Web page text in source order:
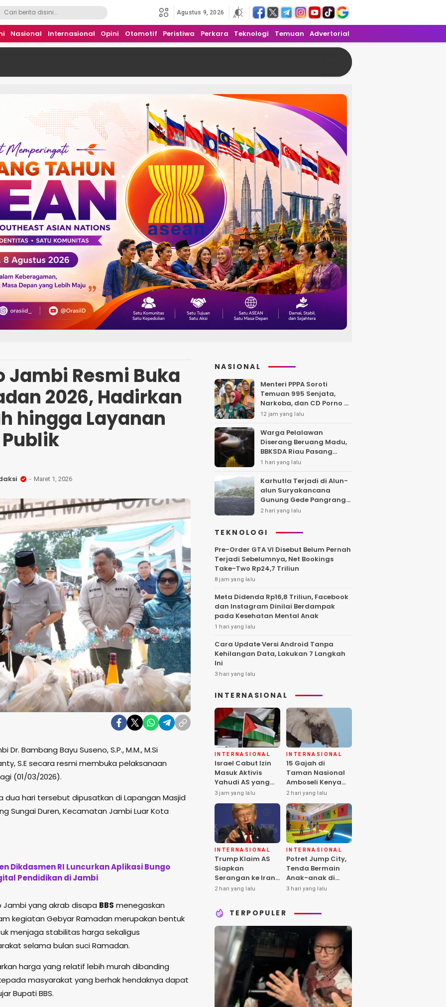
Agustus 9, 2026
Nasional Internasional Opini Otomotif Peristiwa Perkara Teknologi Temuan Advertorial
Jambi Resmi Buka
2026, Hadirkan
hingga Layanan
Publik
Maret 1, 2026
Bambang Bayu Suseno, S.P., M.M., M.Si
S.E secara resmi membuka pelaksanaan
(01/03/2026).
hari tersebut dipusatkan di Lapangan Masjid
Sungai Duren, Kecamatan Jambi Luar Kota
Dikdasmen RI Luncurkan Aplikasi Bungo
Pendidikan di Jambi
Jambi yang akrab disapa BBS menegaskan
kegiatan Gebyar Ramadan merupakan bentuk
menjaga stabilitas harga sekaligus
selama bulan suci Ramadan.
harga yang relatif lebih murah dibanding
masyarakat yang berhak hendaknya dapat
Bupati BBS.
NASIONAL
Menteri PPPA Soroti
Temuan 995 Senjata,
Narkoba, dan CD Porno di
Sekolah Jaksel
12 jam yang lalu
Warga Pelalawan
Diserang Beruang Madu,
BBKSDA Riau Pasang
Kandang Jebak di Lokasi
1 hari yang lalu
Karhutla Terjadi di Alun-
alun Suryakancana
Gunung Gede Pangrango,
Api Berhasil Dipadamka
2 hari yang lalu
TEKNOLOGI
Pre-Order GTA VI Disebut Belum Pernah
Terjadi Sebelumnya, Net Bookings
Take-Two Rp24,7 Triliun
8 jam yang lalu
Meta Didenda Rp16,8 Triliun, Facebook
dan Instagram Dinilai Berdampak
pada Kesehatan Mental Anak
1 hari yang lalu
Cara Update Versi Android Tanpa
Kehilangan Data, Lakukan 7 Langkah
Ini
3 hari yang lalu
INTERNASIONAL
INTERNASIONAL
Israel Cabut Izin
Masuk Aktivis
Yahudi AS yang
Dukung Warga
Palestina
3 jam yang lalu
INTERNASIONAL
15 Gajah di
Taman Nasional
Amboseli Kenya
Mati, Diduga
Keracunan
Pestisida
2 hari yang lalu
INTERNASIONAL
Trump Klaim AS
Siapkan
Serangan ke Iran
Terbesar sejak
2 hari yang lalu
INTERNASIONAL
Potret Jump City,
Tenda Bermain
Anak-anak di
Tengah Perang
3 hari yang lalu
TERPOPULER